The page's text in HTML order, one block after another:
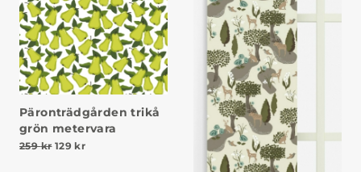
Päronträdgården trikå
grön metervara
259kr Det ursprungliga priset var: 259 kr.
129 krDet nuvarande priset är: 129 kr.